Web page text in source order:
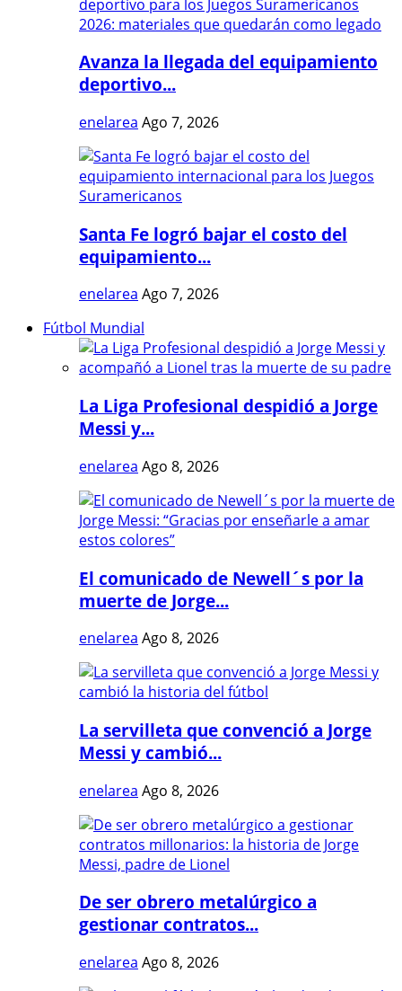
Avanza la llegada del equipamiento
deportivo...
enelarea Ago 7, 2026
Santa Fe logró bajar el costo del
equipamiento...
enelarea Ago 7, 2026
Fútbol Mundial
La Liga Profesional despidió a Jorge
Messi y...
enelarea Ago 8, 2026
El comunicado de Newell´s por la
muerte de Jorge...
enelarea Ago 8, 2026
La servilleta que convenció a Jorge
Messi y cambió...
enelarea Ago 8, 2026
De ser obrero metalúrgico a
gestionar contratos...
enelarea Ago 8, 2026